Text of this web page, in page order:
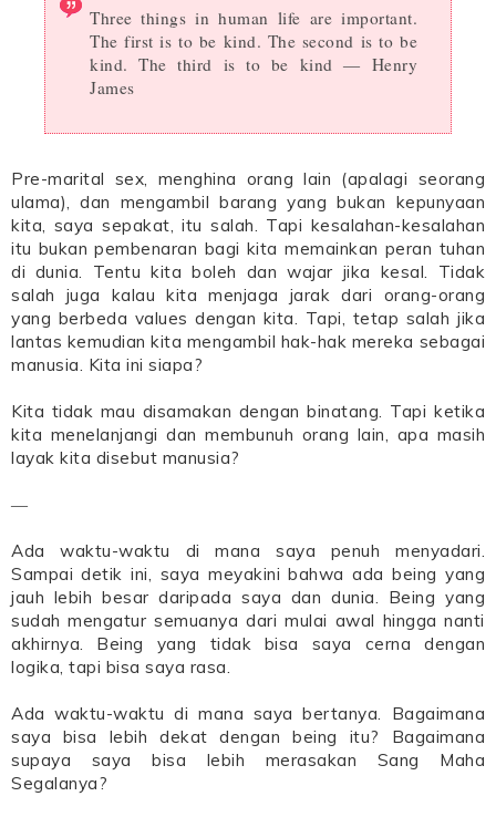
Three things in human life are important.
The first is to be kind. The second is to be
kind. The third is to be kind ― Henry
James
Pre-marital sex, menghina orang lain (apalagi seorang
ulama), dan mengambil barang yang bukan kepunyaan
kita, saya sepakat, itu salah. Tapi kesalahan-kesalahan
itu bukan pembenaran bagi kita memainkan peran tuhan
di dunia. Tentu kita boleh dan wajar jika kesal. Tidak
salah juga kalau kita menjaga jarak dari orang-orang
yang berbeda values dengan kita. Tapi, tetap salah jika
lantas kemudian kita mengambil hak-hak mereka sebagai
manusia. Kita ini siapa?
Kita tidak mau disamakan dengan binatang. Tapi ketika
kita menelanjangi dan membunuh orang lain, apa masih
layak kita disebut manusia?
―
Ada waktu-waktu di mana saya penuh menyadari.
Sampai detik ini, saya meyakini bahwa ada being yang
jauh lebih besar daripada saya dan dunia. Being yang
sudah mengatur semuanya dari mulai awal hingga nanti
akhirnya. Being yang tidak bisa saya cerna dengan
logika, tapi bisa saya rasa.
Ada waktu-waktu di mana saya bertanya. Bagaimana
saya bisa lebih dekat dengan being itu? Bagaimana
supaya saya bisa lebih merasakan Sang Maha
Segalanya?